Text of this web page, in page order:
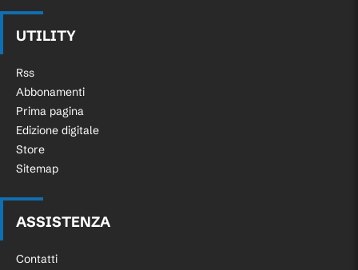
UTILITY
Rss
Abbonamenti
Prima pagina
Edizione digitale
Store
Sitemap
ASSISTENZA
Contatti